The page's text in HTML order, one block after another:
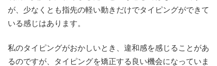
が、少なくとも指先の軽い動きだけでタイピングができて
いる感じはあります。
私のタイピングがおかしいとき、違和感を感じることがあ
るのですが、タイピングを矯正する良い機会になっていま